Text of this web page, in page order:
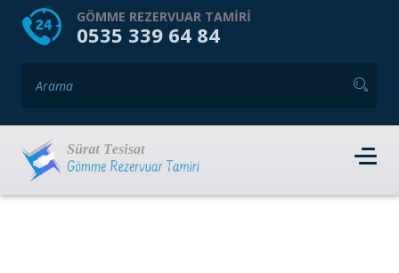
HOME HAKKIMIZDA
GÖMME REZERVUAR TAMIRI
0535 339 64 84